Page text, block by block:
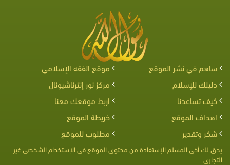
ساهم في نشر الموقع
موقع الفقه الإسلامي
دليلك للإسلام
مركز نور إنترناشيونال
كيف تساعدنا
اربط موقعك معنا
اهداف الموقع
خريطة الموقع
شكر وتقدير
مطلوب للموقع
يحق لك أخى المسلم الإستفادة من محتوى الموقع فى الإستخدام الشخصى غير
التجارى